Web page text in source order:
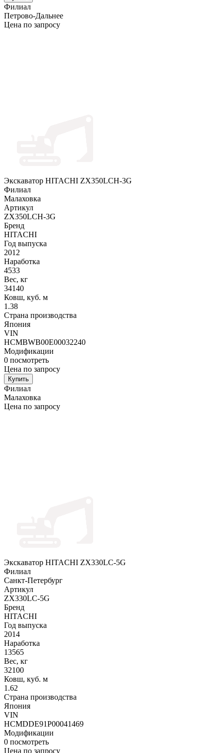
Филиал
Петрово-Дальнее
Цена по запросу
Экскаватор HITACHI ZX350LCH-3G
Филиал
Малаховка
Артикул
ZX350LCH-3G
Бренд
HITACHI
Год выпуска
2012
Наработка
4533
Вес, кг
34140
Ковш, куб. м
1.38
Страна производства
Япония
VIN
HCMBWB00E00032240
Модификации
0 посмотреть
Цена по запросу
Купить
Филиал
Малаховка
Цена по запросу
Экскаватор HITACHI ZX330LC-5G
Филиал
Санкт-Петербург
Артикул
ZX330LC-5G
Бренд
HITACHI
Год выпуска
2014
Наработка
13565
Вес, кг
32100
Ковш, куб. м
1.62
Страна производства
Япония
VIN
HCMDDE91P00041469
Модификации
0 посмотреть
Цена по запросу